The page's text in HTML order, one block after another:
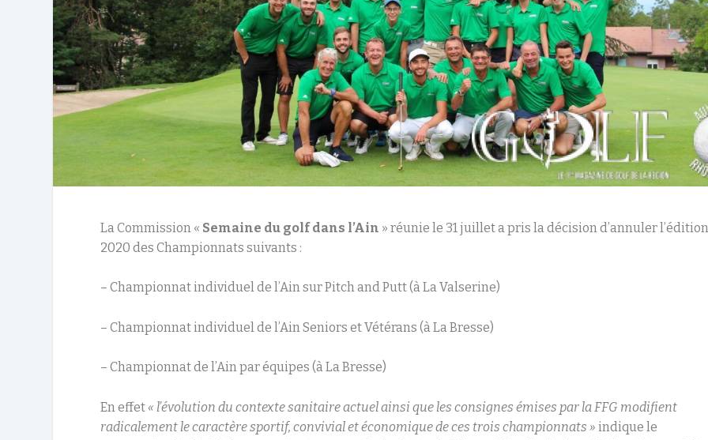
La Commission « Semaine du golf dans l’Ain » réunie le 31 juillet a pris la décision d’annuler l’édition
2020 des Championnats suivants :
– Championnat individuel de l’Ain sur Pitch and Putt (à La Valserine)
– Championnat individuel de l’Ain Seniors et Vétérans (à La Bresse)
– Championnat de l’Ain par équipes (à La Bresse)
En effet « l’évolution du contexte sanitaire actuel ainsi que les consignes émises par la FFG modifient
radicalement le caractère sportif, convivial et économique de ces trois championnats » indique le